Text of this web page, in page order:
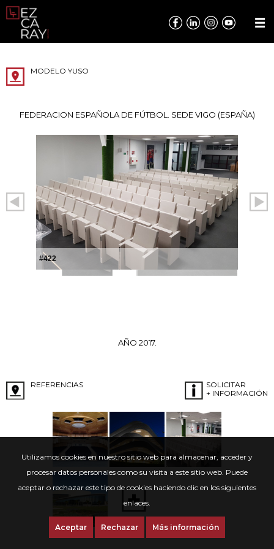
Utilizamos cookies en nuestro sitio web para almacenar, acceder y
procesar datos personales como su visita a este sitio web. Puede
aceptar o rechazar este tipo de cookies haciendo clic en los siguientes
enlaces.
Aceptar Rechazar Más información
MODELO YUSO
FEDERACION ESPAÑOLA DE FÚTBOL. SEDE VIGO (ESPAÑA)
#422
AÑO 2017.
REFERENCIAS
SOLICITAR
+ INFORMACIÓN